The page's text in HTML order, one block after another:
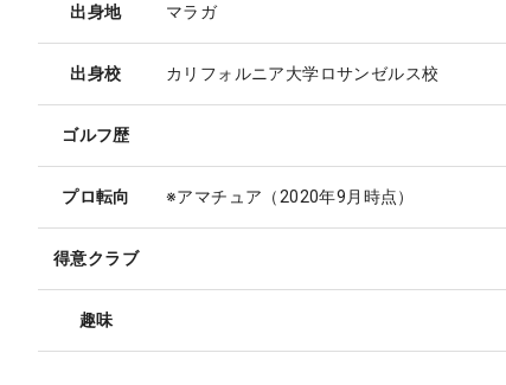
出身地 マラガ
出身校 カリフォルニア大学ロサンゼルス校
ゴルフ歴
プロ転向 ※アマチュア（2020年9月時点）
得意クラブ
趣味